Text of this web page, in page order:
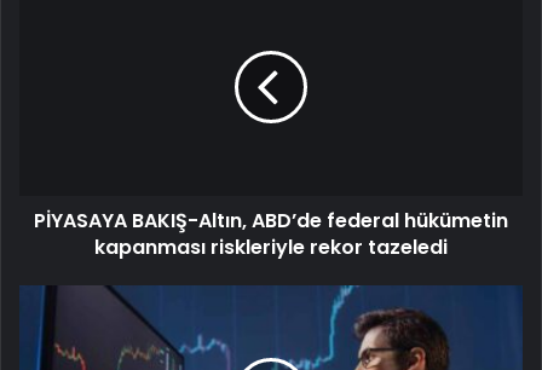
PİYASAYA BAKIŞ-Altın, ABD’de federal hükümetin
kapanması riskleriyle rekor tazeledi